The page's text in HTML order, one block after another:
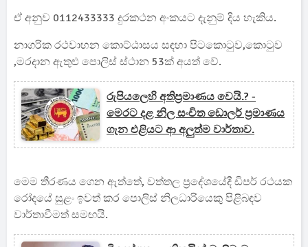
ඒ අනුව 0112433333 දුරකථන අංකයට දැනුම් දිය හැකිය.
නාගරික රථවාහන කොට්ඨාසය සඳහා පිටකොටුව,කොටුව
,මරදාන ඇතුළු පොලිස් ස්ථාන 53ක් අයත් වේ.
රුපියලෙහි අතිප්‍රමාණය වෙයි.? -
මෙරට දළ නිල සංචිත ඩොලර් ප්‍රමාණය
ගැන එළියට ආ අලුත්ම වාර්තාව.
මෙම තීරණය ගෙන ඇත්තේ, වත්තල ප්‍රදේශයේදී ඩිපර් රථයක
රෝදයේ සුළං ඉවත් කර පොලිස් නිලධාරියෙකු පිළිබඳව
වාර්තාවීමත් සමඟයි.